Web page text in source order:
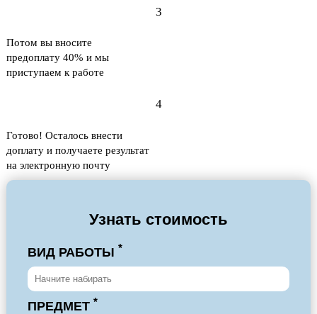
3
Потом вы вносите
предоплату 40% и мы
приступаем к работе
4
Готово! Осталось внести
доплату и получаете результат
на электронную почту
Узнать стоимость
ВИД РАБОТЫ*
ПРЕДМЕТ*